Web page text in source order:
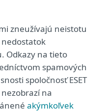
zneužívajú neistotu
Odkazy na tieto
spamových
spoločnosť ESET
na
akýmkoľvek